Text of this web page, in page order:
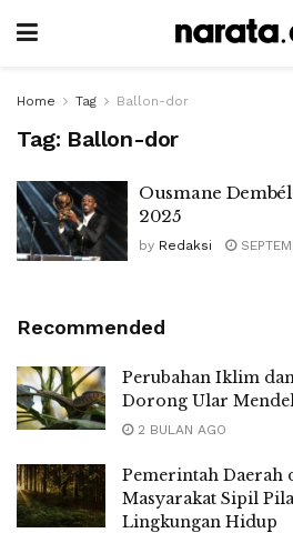
Home Tag Ballon-dor
Tag: Ballon-dor
Ousmane
2025
by Redaksi
Recommended
Perubahan Iklim
Dorong Ular
2 BULAN AGO
Pemerintah Daerah
Masyarakat Sipil
Lingkungan Hidup